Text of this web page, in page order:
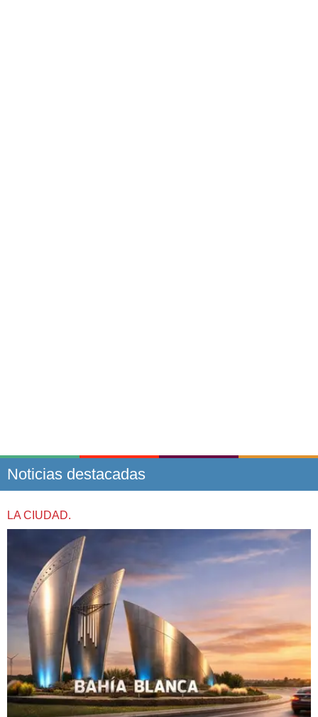
Noticias destacadas
LA CIUDAD.